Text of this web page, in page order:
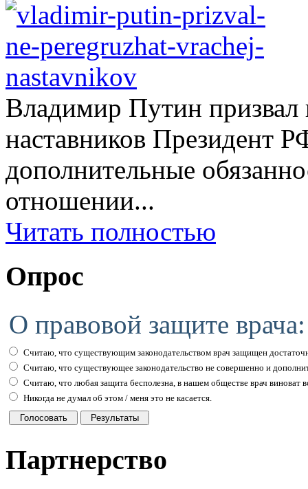
Владимир Путин призвал
наставников Президент
дополнительные
отношении...
Читать полностью
Опрос
О правовой защите врача:
Считаю, что существующим законодательством врач защищен
Считаю, что существующее законодательство не совершенно и
Считаю, что любая защита бесполезна, в нашем обществе врач виноват
Никогда не думал об этом / меня это не касается.
Партнерство